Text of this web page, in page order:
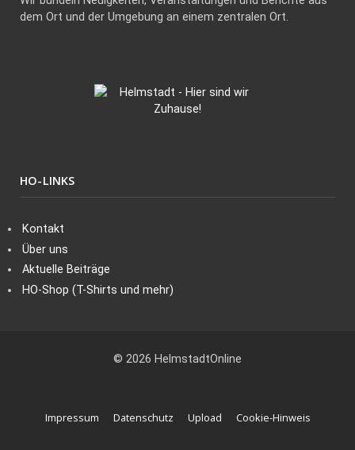
dem Ort und der Umgebung an einem zentralen Ort.
HO-LINKS
Kontakt
Über uns
Aktuelle Beiträge
HO-Shop (T-Shirts und mehr)
© 2026 HelmstadtOnline
Impressum Datenschutz Upload Cookie-Hinweis